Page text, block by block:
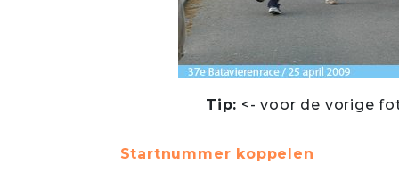
Tip: <- voor de vorige
Startnummer koppelen